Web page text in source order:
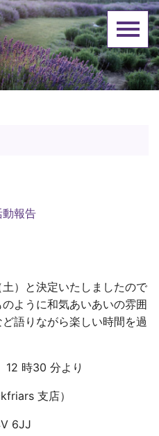
動報告
）と決定いたしましたので
ように和気あいあいの雰囲
語りながら楽しい時間を過
12 時30 分より
支店）
6JJ